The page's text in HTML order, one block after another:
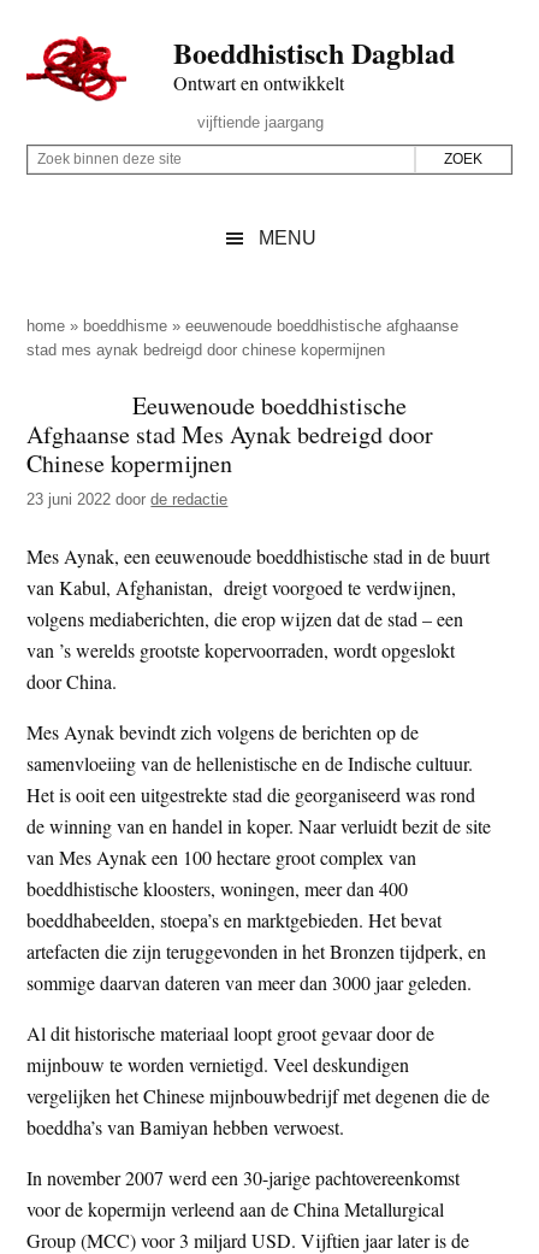
naar
de
inhoud
secondary
naar
de
sidebar
naar
de
Boeddhistisch Dagblad
Ontwart en ontwikkelt
Rechts
vijftiende jaargang
Z
p
d
z
e
s
t
e
Z
i
n
n
d
e
e
s
i
t
e
MENU
home » boeddhisme »eeuwenoude boeddhistische afghaanse
stad mes aynak bedreigd door chinese kopermijnen
Eeuwenoude boeddhistische
Afghaanse stad Mes Aynak bedreigd door
Chinese kopermijnen
23 juni 2022 doorde redactie
Mes Aynak, een eeuwenoude boeddhistische stad in de buurt
van Kabul, Afghanistan, dreigt voorgoed te verdwijnen,
volgens mediaberichten, die erop wijzen dat de stad – een
van ’s werelds grootste kopervoorraden, wordt opgeslokt
door China.
Mes Aynak bevindt zich volgens de berichten op de
samenvloeiing van de hellenistische en de Indische cultuur.
Het is ooit een uitgestrekte stad die georganiseerd was rond
de winning van en handel in koper. Naar verluidt bezit de site
van Mes Aynak een 100 hectare groot complex van
boeddhistische kloosters, woningen, meer dan 400
boeddhabeelden, stoepa’s en marktgebieden. Het bevat
artefacten die zijn teruggevonden in het Bronzen tijdperk, en
sommige daarvan dateren van meer dan 3000 jaar geleden.
Al dit historische materiaal loopt groot gevaar door de
mijnbouw te worden vernietigd. Veel deskundigen
vergelijken het Chinese mijnbouwbedrijf met degenen die de
boeddha’s van Bamiyan hebben verwoest.
In november 2007 werd een 30-jarige pachtovereenkomst
voor de kopermijn verleend aan de China Metallurgical
Group (MCC) voor 3 miljard USD. Vijftien jaar later is de